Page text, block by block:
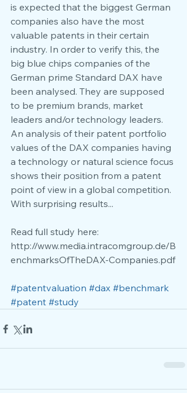
is expected that the biggest German
companies also have the most
valuable patents in their certain
industry. In order to verify this, the
big blue chips companies of the
German prime Standard DAX have
been analysed. They are supposed
to be premium brands, market
leaders and/or technology leaders.
An analysis of their patent portfolio
values of the DAX companies having
a technology or natural science focus
shows their position from a patent
point of view in a global competition.
With surprising results...
Read full study here:
http://www.media.intracomgroup.de/B
enchmarksOfTheDAX-Companies.pdf
#patentvaluation #dax #benchmark
#patent #study